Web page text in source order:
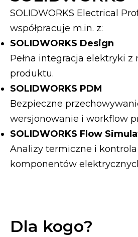
SOLIDWORKS Electrical
współpracuje m.in. z:
SOLIDWORKS Design
Pełna integracja elektryki z
produktu.
SOLIDWORKS PDM
Bezpieczne
wersjonowanie i workflow
SOLIDWORKS Flow
Analizy termiczne i
komponentów
Dla kogo?